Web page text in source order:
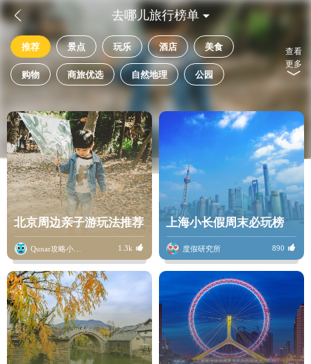
 去哪儿旅行榜单 
推荐 景点 玩乐 酒店 美食
购物 商旅优选 自然地理 公园
宗教场所 博物馆
度假休闲酒店 山川 历史古迹 停车场
周末游 试睡员 建筑人文 购物便捷
佛教场所 亲子家庭 森林公园 展馆展览
地标 峡谷 名山 免费wifi 教堂
自然人文
沙滩 家庭 舒适型 免费宽带
休闲公园 特色街区 舒适豪华 游泳池
村落 低价高星 民宿 海岛 古城
瀑布 人气餐厅 本地特色 名人故居
查看
更多
北京周边亲子游玩法推荐
1.3k
上海小长假周末必玩榜
度假研究所 890